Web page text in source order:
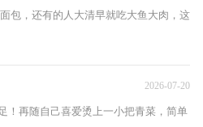
包，还有的人大清早就吃大鱼大肉，这
2026-07-20
！再随自己喜爱烫上一小把青菜，简单